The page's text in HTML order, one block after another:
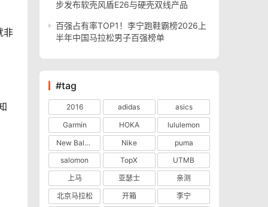
非
步发布软壳风盾E26与硬壳双线产品
百强占有率TOP1！李宁跑鞋霸榜2026上
半年中国马拉松男子百强榜单
#tag
2016 adidas
asics
Garmin
HOKA
lululemon
New Balance
Nike
puma
salomon
TopX
UTMB
上马
亚瑟士
亲测
北京马拉松
开箱
李宁